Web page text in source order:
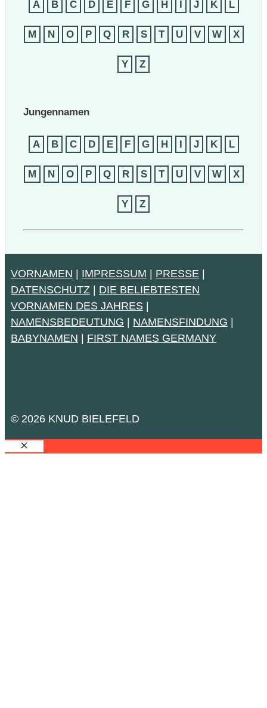
A B C D E F G H I J K L
M N O P Q R S T U V W X
Y Z
Jungennamen
A B C D E F G H I J K L
M N O P Q R S T U V W X
Y Z
VORNAMEN IMPRESSUM PRESSE
DATENSCHUTZ
DIE BELIEBTESTEN
VORNAMEN DES JAHRES
NAMENSBEDEUTUNG
NAMENSFINDUNG
BABYNAMEN
FIRST NAMES GERMANY
© 2026 KNUD BIELEFELD
SCHLIESSEN